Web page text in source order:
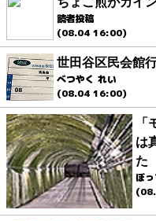
読者投稿
(08.04 16:00)
世田谷区民会館
べつやく れい
(08.04 16:00)
は
た
ぼ